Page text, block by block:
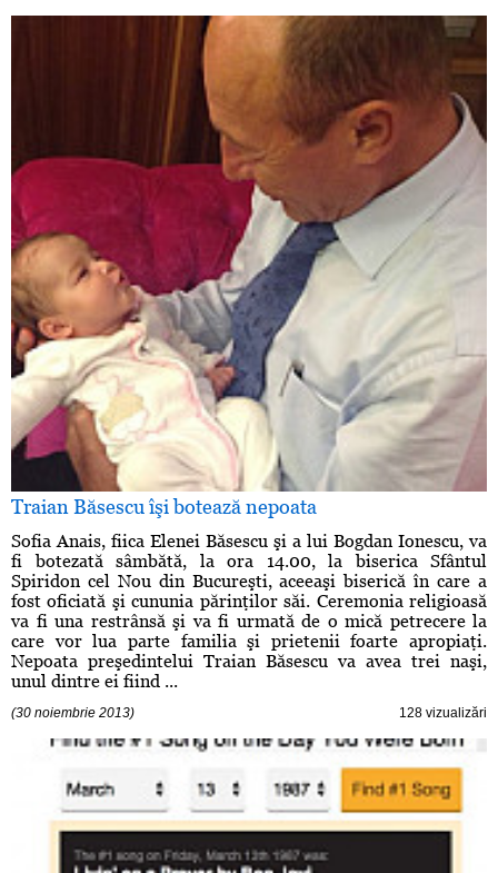
Traian Băsescu îşi botează nepoata
Sofia Anais, fiica Elenei Băsescu şi a lui Bogdan Ionescu, va
fi botezată sâmbătă, la ora 14.00, la biserica Sfântul
Spiridon cel Nou din Bucureşti, aceeaşi biserică în care a
fost oficiată şi cununia părinţilor săi. Ceremonia religioasă
va fi una restrânsă şi va fi urmată de o mică petrecere la
care vor lua parte familia şi prietenii foarte apropiaţi.
Nepoata preşedintelui Traian Băsescu va avea trei naşi,
unul dintre ei fiind ...
(30 noiembrie 2013) 128 vizualizări